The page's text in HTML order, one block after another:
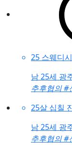
25 스웨디
남25세 광
추후협의#
25살 십칠
남25세 광
추후협의#